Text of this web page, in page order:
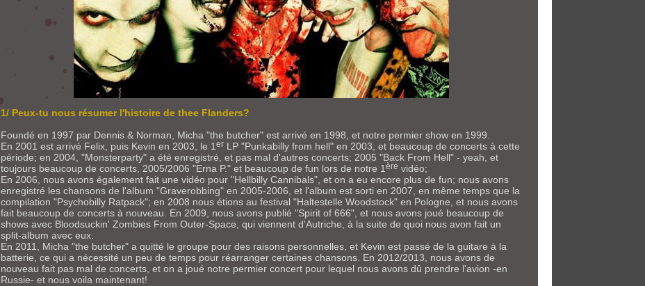
1/ Peux-tu nous résumer l'histoire de thee Flanders?
Foundé en 1997 par Dennis & Norman, Micha "the butcher" est arrivé en 1998, et notre permier show en 1999.
En 2001 est arrivé Felix, puis Kevin en 2003, le 1er LP "Punkabilly from hell" en 2003, et beaucoup de concerts à cette
période; en 2004, "Monsterparty" a été enregistré, et pas mal d'autres concerts; 2005 "Back From Hell" - yeah, et
toujours beaucoup de concerts, 2005/2006 "Erna P." et beaucoup de fun lors de notre 1ère vidéo;
En 2006, nous avons également fait une vidéo pour "Hellbilly Cannibals", et on a eu encore plus de fun; nous avons
enregistré les chansons de l'album "Graverobbing" en 2005-2006, et l'album est sorti en 2007, en même temps que la
compilation "Psychobilly Ratpack"; en 2008 nous étions au festival "Haltestelle Woodstock" en Pologne, et nous avons
fait beaucoup de concerts à nouveau. En 2009, nous avons publié "Spirit of 666", et nous avons joué beaucoup de
shows avec Bloodsuckin' Zombies From Outer-Space, qui viennent d'Autriche, à la suite de quoi nous avon fait un
split-album avec eux.
En 2011, Micha "the butcher" a quitté le groupe pour des raisons personnelles, et Kevin est passé de la guitare à la
batterie, ce qui a nécessité un peu de temps pour réarranger certaines chansons. En 2012/2013, nous avons de
nouveau fait pas mal de concerts, et on a joué notre permier concert pour lequel nous avons dû prendre l'avion -en
Russie- et nous voila maintenant!